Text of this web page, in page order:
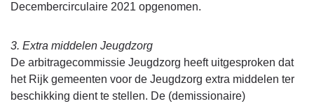
Decembercirculaire 2021 opgenomen.
3. Extra middelen Jeugdzorg
De arbitragecommissie Jeugdzorg heeft uitgesproken dat
het Rijk gemeenten voor de Jeugdzorg extra middelen ter
beschikking dient te stellen. De (demissionaire)